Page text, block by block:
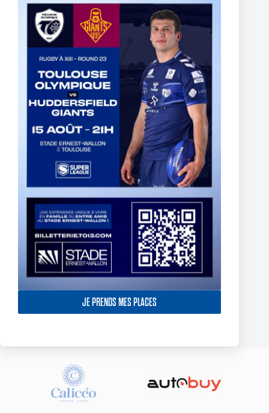
JE PRENDS MES PLACES
5 mars 2025
décroche son premier succès de 2025
23 février 2025